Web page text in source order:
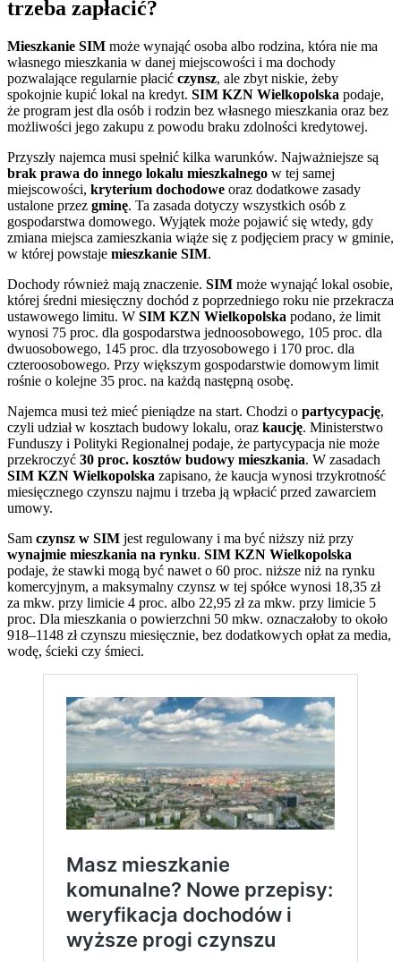
trzeba zapłacić?
Mieszkanie SIM może wynająć osoba albo rodzina, która nie ma
własnego mieszkania w danej miejscowości i ma dochody
pozwalające regularnie płacić czynsz, ale zbyt niskie, żeby
spokojnie kupić lokal na kredyt. SIM KZN Wielkopolska podaje,
że program jest dla osób i rodzin bez własnego mieszkania oraz bez
możliwości jego zakupu z powodu braku zdolności kredytowej.
Przyszły najemca musi spełnić kilka warunków. Najważniejsze są
brak prawa do innego lokalu mieszkalnego w tej samej
miejscowości, kryterium dochodowe oraz dodatkowe zasady
ustalone przez gminę. Ta zasada dotyczy wszystkich osób z
gospodarstwa domowego. Wyjątek może pojawić się wtedy, gdy
zmiana miejsca zamieszkania wiąże się z podjęciem pracy w gminie,
w której powstaje mieszkanie SIM.
Dochody również mają znaczenie. SIM może wynająć lokal osobie,
której średni miesięczny dochód z poprzedniego roku nie przekracza
ustawowego limitu. W SIM KZN Wielkopolska podano, że limit
wynosi 75 proc. dla gospodarstwa jednoosobowego, 105 proc. dla
dwuosobowego, 145 proc. dla trzyosobowego i 170 proc. dla
czteroosobowego. Przy większym gospodarstwie domowym limit
rośnie o kolejne 35 proc. na każdą następną osobę.
Najemca musi też mieć pieniądze na start. Chodzi o partycypację,
czyli udział w kosztach budowy lokalu, oraz kaucję. Ministerstwo
Funduszy i Polityki Regionalnej podaje, że partycypacja nie może
przekroczyć 30 proc. kosztów budowy mieszkania. W zasadach
SIM KZN Wielkopolska zapisano, że kaucja wynosi trzykrotność
miesięcznego czynszu najmu i trzeba ją wpłacić przed zawarciem
umowy.
Sam czynsz w SIM jest regulowany i ma być niższy niż przy
wynajmie mieszkania na rynku. SIM KZN Wielkopolska
podaje, że stawki mogą być nawet o 60 proc. niższe niż na rynku
komercyjnym, a maksymalny czynsz w tej spółce wynosi 18,35 zł
za mkw. przy limicie 4 proc. albo 22,95 zł za mkw. przy limicie 5
proc. Dla mieszkania o powierzchni 50 mkw. oznaczałoby to około
918–1148 zł czynszu miesięcznie, bez dodatkowych opłat za media,
wodę, ścieki czy śmieci.